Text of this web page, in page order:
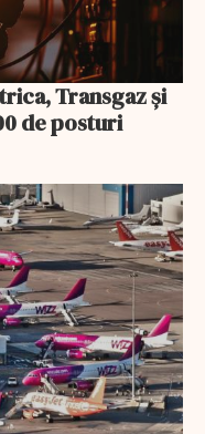
Transgaz și
de posturi